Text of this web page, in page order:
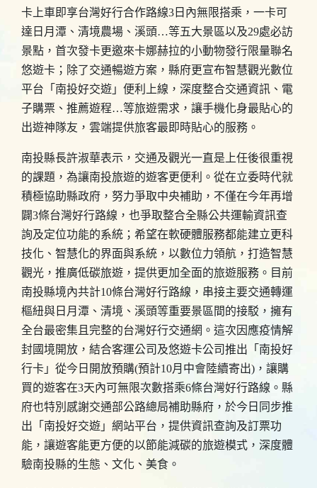
卡上車即享台灣好行合作路線3日內無限搭乘，一卡可
達日月潭、清境農場、溪頭…等五大景區以及29處必訪
景點，首次發卡更邀來卡娜赫拉的小動物發行限量聯名
悠遊卡；除了交通暢遊方案，縣府更宣布智慧觀光數位
平台「南投好交遊」便利上線，深度整合交通資訊、電
子購票、推薦遊程…等旅遊需求，讓手機化身最貼心的
出遊神隊友，雲端提供旅客最即時貼心的服務。
南投縣長許淑華表示，交通及觀光一直是上任後很重視
的課題，為讓南投旅遊的遊客更便利。從在立委時代就
積極協助縣政府，努力爭取中央補助，不僅在今年再增
闢3條台灣好行路線，也爭取整合全縣公共運輸資訊查
詢及定位功能的系統；希望在軟硬體服務都能建立更科
技化、智慧化的界面與系統，以數位力領航，打造智慧
觀光，推廣低碳旅遊，提供更加全面的旅遊服務。目前
南投縣境內共計10條台灣好行路線，串接主要交通轉運
樞紐與日月潭、清境、溪頭等重要景區間的接駁，擁有
全台最密集且完整的台灣好行交通網。這次因應疫情解
封國境開放，結合客運公司及悠遊卡公司推出「南投好
行卡」從今日開放預購(預計10月中會陸續寄出)，讓購
買的遊客在3天內可無限次數搭乘6條台灣好行路線。縣
府也特別感謝交通部公路總局補助縣府，於今日同步推
出「南投好交遊」網站平台，提供資訊查詢及訂票功
能，讓遊客能更方便的以節能減碳的旅遊模式，深度體
驗南投縣的生態、文化、美食。